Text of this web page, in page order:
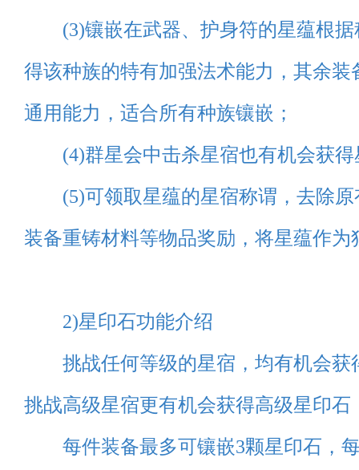
(3)镶嵌在武器、护身符的星蕴根据
得该种族的特有加强法术能力，其余装
通用能力，适合所有种族镶嵌；
(4)群星会中击杀星宿也有机会获得
(5)可领取星蕴的星宿称谓，去除原
装备重铸材料等物品奖励，将星蕴作为
2)星印石功能介绍
挑战任何等级的星宿，均有机会获
挑战高级星宿更有机会获得高级星印石
每件装备最多可镶嵌3颗星印石，